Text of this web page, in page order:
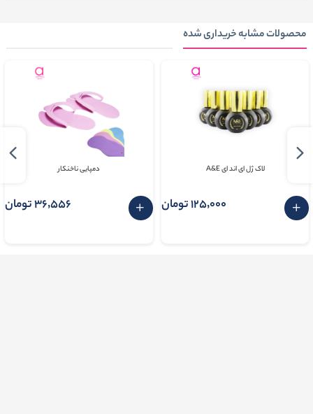
محصولات مشابه خریداری شده
لاک ژل ای اند ای A&E
125٬000 تومان
دمپايی ناخنکار
36٬556 تومان